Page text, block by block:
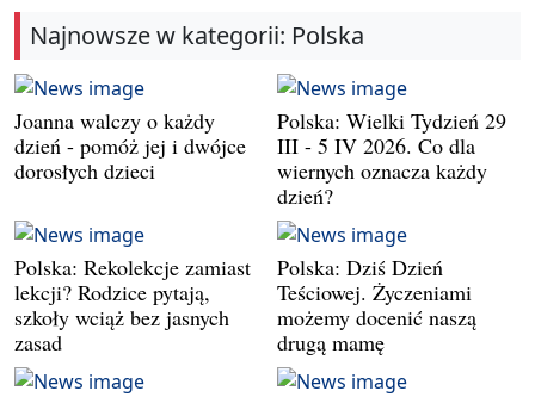
Najnowsze w kategorii: Polska
Joanna walczy o każdy
dzień - pomóż jej i dwójce
dorosłych dzieci
Polska: Wielki Tydzień 29
III - 5 IV 2026. Co dla
wiernych oznacza każdy
dzień?
Polska: Rekolekcje zamiast
lekcji? Rodzice pytają,
szkoły wciąż bez jasnych
zasad
Polska: Dziś Dzień
Teściowej. Życzeniami
możemy docenić naszą
drugą mamę